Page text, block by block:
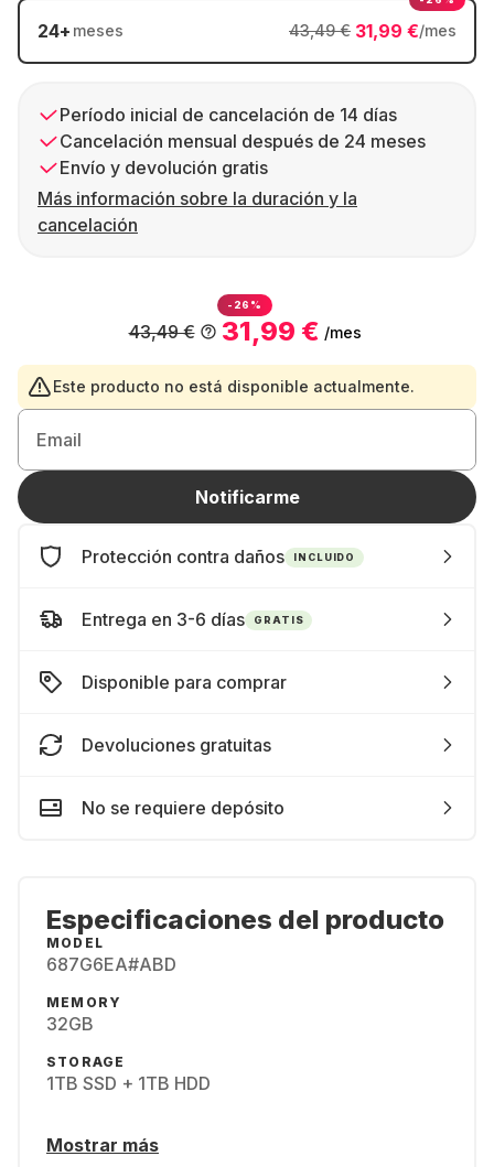
24+ meses 31,99 €/mes
43,49 €
Período inicial de cancelación de 14 días
Cancelación mensual después de 24 meses
Envío y devolución gratis
Más información sobre la duración y la
cancelación
-26%
31,99 € /mes
43,49 €
Este producto no está disponible actualmente.
Email
Notificarme
Protección contra daños INCLUIDO
Entrega en 3-6 días GRATIS
Disponible para comprar
Devoluciones gratuitas
No se requiere depósito
Especificaciones del producto
MODEL
687G6EA#ABD
MEMORY
32GB
STORAGE
1TB SSD + 1TB HDD
Mostrar más